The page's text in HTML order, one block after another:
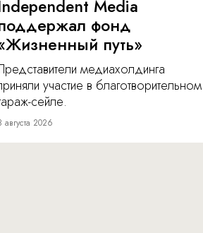
Media
фонд
путь»
медиахолдинга
участие в благотворительном
сейле.
августа 2026